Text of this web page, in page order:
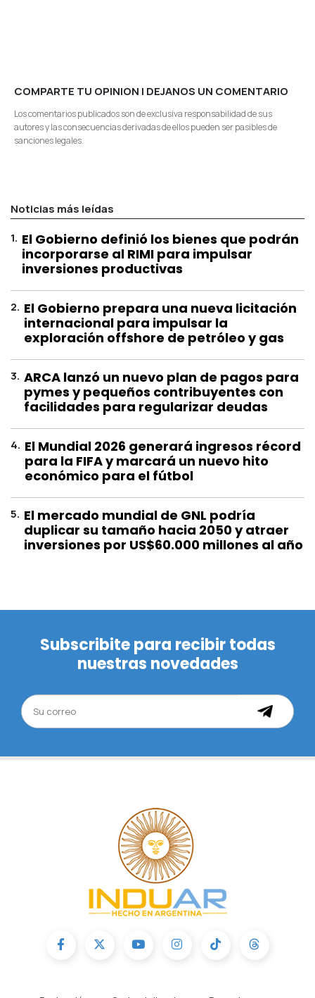
COMPARTE TU OPINION | DEJANOS UN COMENTARIO
Los comentarios publicados son de exclusiva responsabilidad de sus
autores y las consecuencias derivadas de ellos pueden ser pasibles de
sanciones legales.
Noticias más leídas
1. El Gobierno definió los bienes que podrán
incorporarse al RIMI para impulsar
inversiones productivas
2. El Gobierno prepara una nueva licitación
internacional para impulsar la
exploración offshore de petróleo y gas
3. ARCA lanzó un nuevo plan de pagos para
pymes y pequeños contribuyentes con
facilidades para regularizar deudas
4. El Mundial 2026 generará ingresos récord
para la FIFA y marcará un nuevo hito
económico para el fútbol
5. El mercado mundial de GNL podría
duplicar su tamaño hacia 2050 y atraer
inversiones por US$60.000 millones al año
Subscribite para recibir todas
nuestras novedades